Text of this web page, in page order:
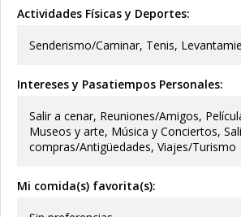
Actividades Físicas y Deportes:
Senderismo/Caminar, Tenis,
Intereses y Pasatiempos Personales:
Salir a cenar, Reuniones/Amigos,
Museos y arte, Música y Conciertos,
compras/Antigüedades, Viajes/Turismo
Mi comida(s) favorita(s):